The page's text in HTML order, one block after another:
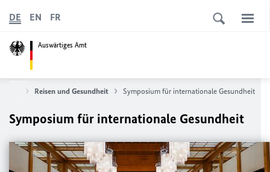
Auswärtiges Amt
DE EN FR
Reisen und Gesundheit Symposium für internationale Gesundheit
Symposium für internationale Gesundheit